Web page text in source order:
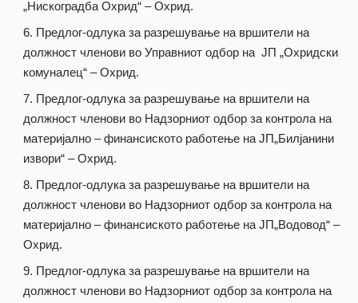
„Нискоградба Охрид“ – Охрид.
Предлог-одлука за разрешување на вршители на
должност членови во Управниот одбор на ЈП „Охридски
комуналец“ – Охрид.
Предлог-одлука за разрешување на вршители на
должност членови во Надзорниот одбор за контрола на
материјално – финансиското работење на ЈП„Билјанини
извори“ – Охрид.
Предлог-одлука за разрешување на вршители на
должност членови во Надзорниот одбор за контрола на
материјално – финансиското работење на ЈП„Водовод“ –
Охрид.
Предлог-одлука за разрешување на вршители на
должност членови во Надзорниот одбор за контрола на